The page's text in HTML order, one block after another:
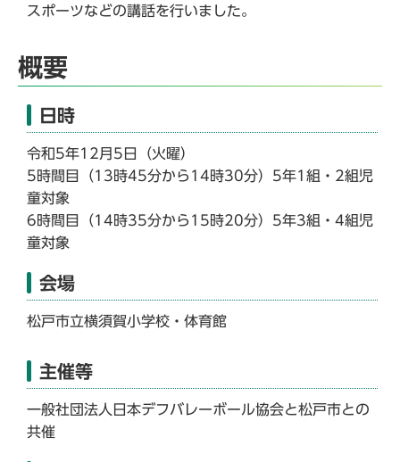
スポーツなどの講話を行いました。
概要
日時
令和5年12月5日（火曜）
5時間目（13時45分から14時30分）5年1組・2組児
童対象
6時間目（14時35分から15時20分）5年3組・4組児
童対象
会場
松戸市立横須賀小学校・体育館
主催等
一般社団法人日本デフバレーボール協会と松戸市との
共催